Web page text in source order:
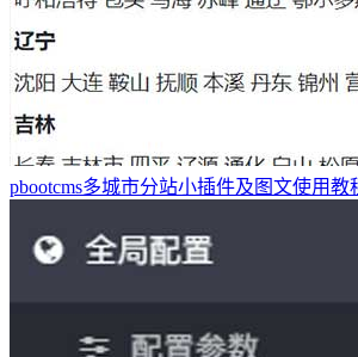
pbootcms多城市分站小插件及图文使用教